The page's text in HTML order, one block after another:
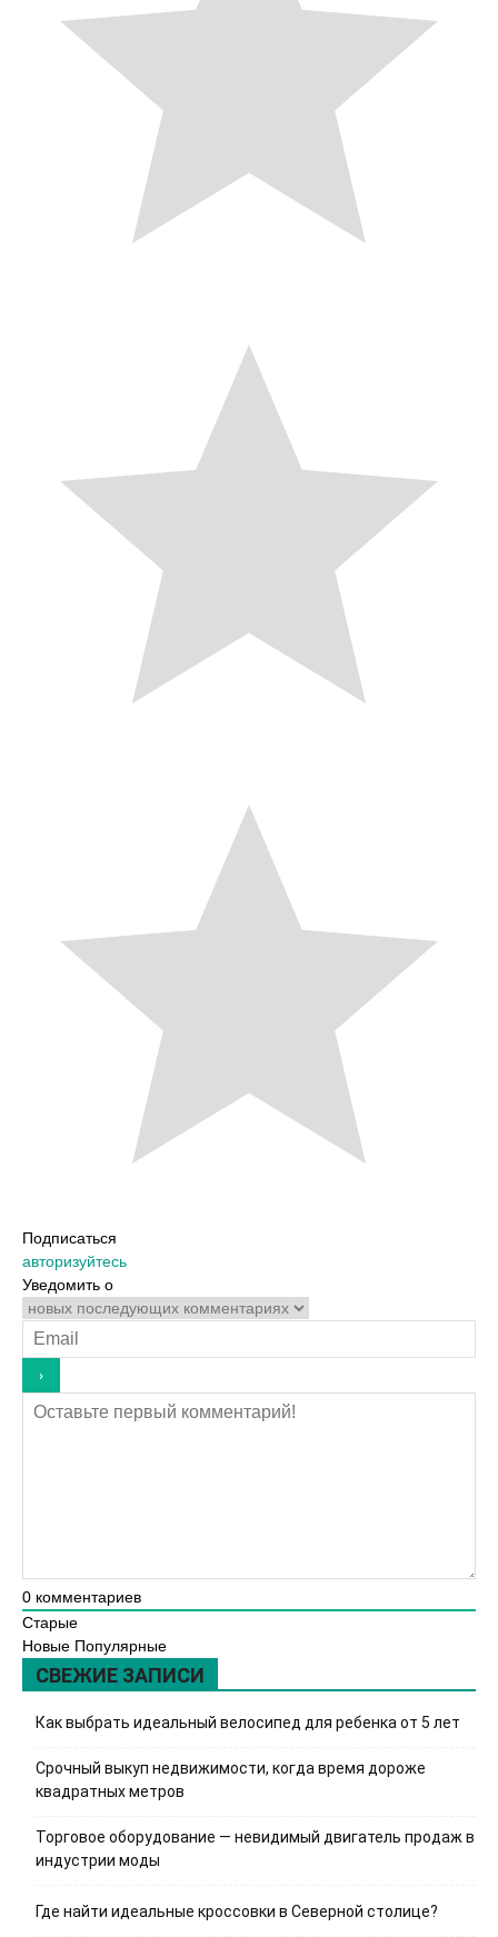
Подписаться
авторизуйтесь
Уведомить о
0 комментариев
Старые
Новые Популярные
СВЕЖИЕ ЗАПИСИ
Как выбрать идеальный велосипед для ребенка от 5 лет
Срочный выкуп недвижимости, когда время дороже
квадратных метров
Торговое оборудование — невидимый двигатель продаж в
индустрии моды
Где найти идеальные кроссовки в Северной столице?